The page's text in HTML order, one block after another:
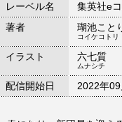
レーベル名
集英社e
著者
瑚池こと
コイケコトリ
イラスト 六七質
ムナシチ
配信開始日 2022年